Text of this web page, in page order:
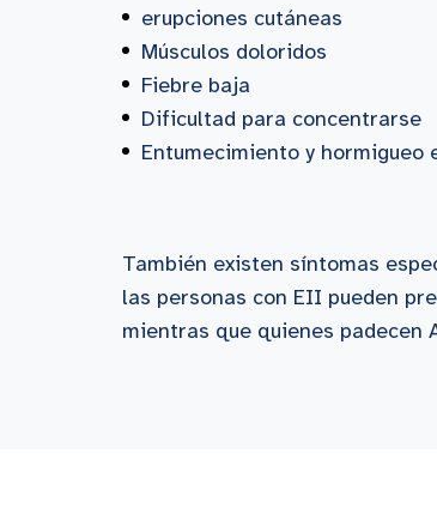
erupciones cutáneas
Músculos doloridos
Fiebre baja
Dificultad para concentrarse
Entumecimiento y hormigueo
También existen síntomas
las personas con EII pueden
mientras que quienes padecen